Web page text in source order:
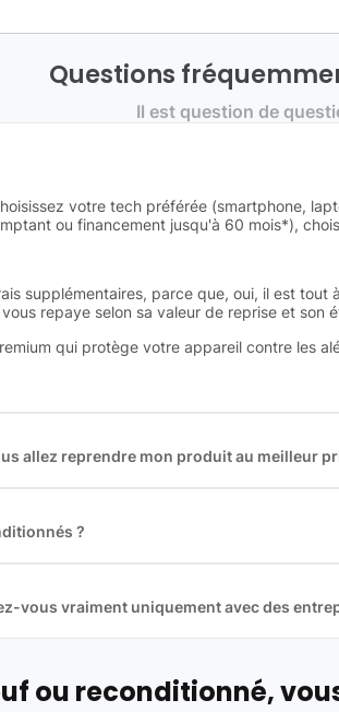
Questions
Il est question de
votre tech préférée (smartphone,
ou financement jusqu'à 60 mois*),
supplémentaires, parce que, oui, il est tout
repaye selon sa valeur de reprise et son
qui protège votre appareil contre les
allez reprendre mon produit au meilleur
?
vous vraiment uniquement avec des
nos partenaires :
ou reconditionné,